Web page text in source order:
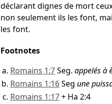
déclarant dignes de mort
non seulement ils les font,
les font.
Footnotes
Romains 1:7Seg. appelés à
Romains 1:16Seg une
Romains 1:17+ Ha 2:4